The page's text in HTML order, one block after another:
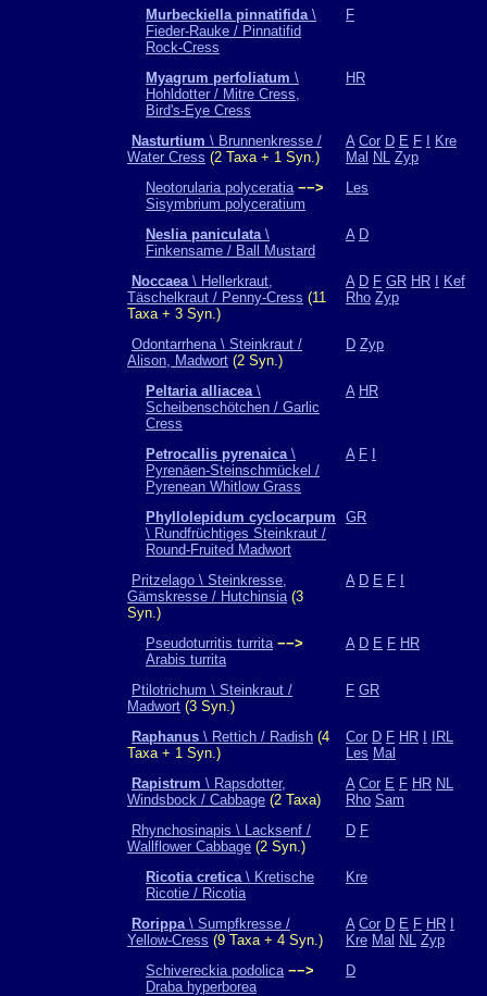
Murbeckiella pinnatifida\
Fieder-Rauke / Pinnatifid
Rock-Cress
F
Myagrum perfoliatum \
Hohldotter / Mitre Cress,
Bird's-Eye Cress
HR
Nasturtium \ Brunnenkresse /
Water Cress (2 Taxa + 1 Syn.)
A Cor D E F
Kre
Mal NL Zyp
Neotorularia polyceratia −−>
Sisymbrium polyceratium
Les
Neslia paniculata\
Finkensame / Ball Mustard
A D
Noccaea\ Hellerkraut,
Täschelkraut / Penny-Cress (11
Taxa + 3 Syn.)
A D F GR HR
Kef
Rho Zyp
Odontarrhena \ Steinkraut /
Alison, Madwort (2 Syn.)
D Zyp
Peltaria alliacea\
Scheibenschötchen / Garlic
Cress
A HR
Petrocallis pyrenaica\
Pyrenäen-Steinschmückel /
Pyrenean Whitlow Grass
A F
Phyllolepidum cyclocarpum
\ Rundfrüchtiges Steinkraut /
Round-Fruited Madwort
GR
Pritzelago \ Steinkresse,
Gämskresse / Hutchinsia(3
Syn.)
A D E F
Pseudoturritis turrita −−>
Arabis turrita
A D E F HR
Ptilotrichum \ Steinkraut /
Madwort (3 Syn.)
F GR
Raphanus \ Rettich / Radish (4
Taxa + 1 Syn.)
Cor D F HR
IRL
Les Mal
Rapistrum \ Rapsdotter,
Windsbock / Cabbage (2 Taxa)
A Cor E F HR NL
Rho Sam
Rhynchosinapis \ Lacksenf /
Wallflower Cabbage (2 Syn.)
D F
Ricotia cretica\ Kretische
Ricotie / Ricotia
Kre
Rorippa\ Sumpfkresse /
Yellow-Cress (9 Taxa + 4 Syn.)
A Cor D E F HR
Kre Mal NL Zyp
Schivereckia podolica −−>
Draba hyperborea
D